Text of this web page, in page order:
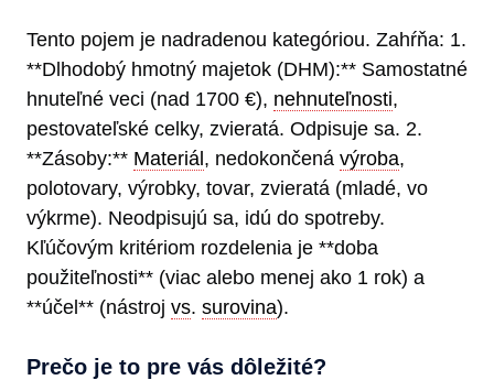
Tento pojem je nadradenou kategóriou. Zahŕňa: 1.
**Dlhodobý hmotný majetok (DHM):** Samostatné
hnuteľné veci (nad 1700 €), nehnuteľnosti,
pestovateľské celky, zvieratá. Odpisuje sa. 2.
**Zásoby:** Materiál, nedokončená výroba,
polotovary, výrobky, tovar, zvieratá (mladé, vo
výkrme). Neodpisujú sa, idú do spotreby.
Kľúčovým kritériom rozdelenia je **doba
použiteľnosti** (viac alebo menej ako 1 rok) a
**účel** (nástroj vs. surovina).
Prečo je to pre vás dôležité?